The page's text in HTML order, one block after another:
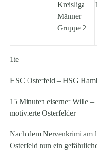
Kreisliga
Männer
Gruppe 2
1te
HSC Osterfeld – HSG
15 Minuten eiserner Wille
motivierte Osterfelder
Nach dem Nervenkrimi am
Osterfeld nun ein